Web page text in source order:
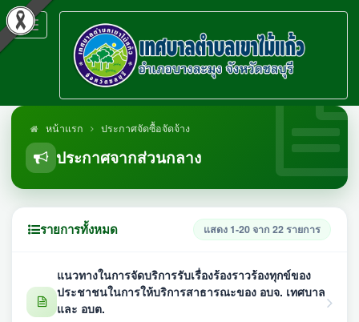
Toggle
navigation
หน้าแรก ประกาศจัดซื้อจัดจ้าง
ประกาศจากส่วนกลาง
รายการทั้งหมด แสดง 1-20 จาก 22 รายการ
แนวทางในการจัดบริการรับเรื่องร้องราวร้องทุกข์ของ
ประชาชนในการให้บริการสาธารณะของ อบจ. เทศบาล
และ อบต.